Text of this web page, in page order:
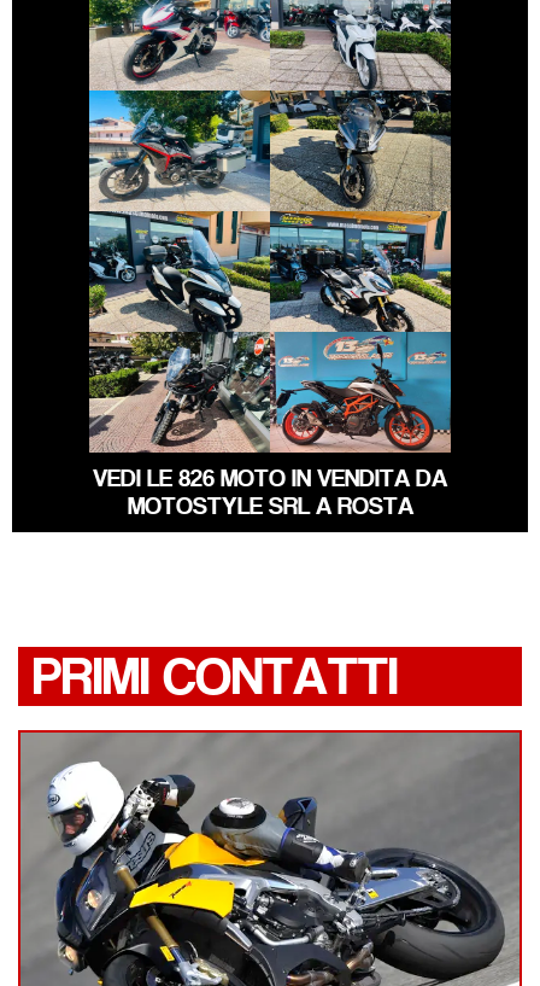
ZONTES ZT703-
RR
HONDA SH
MOTO-MORINI X-
CAPE
€ 5.290 €
BENELLI
TORNADO
€ 6.190 €
YAMAHA TRICITY
€ 2.690 €
HONDA X-ADV
€ 9.999 €
MORBIDELLI
T352X
€ 5.190 €
KTM DUKE-390
€ 4.890 €
VEDI LE 826 MOTO IN VENDITA DA
MOTOSTYLE SRL A ROSTA
PRIMI CONTATTI